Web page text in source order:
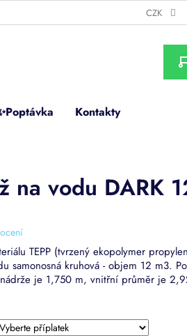
CZK
Kontakty
TEPP (tvrzený ekopolymer
samonosná kruhová - objem 12 m3.
je 1,750 m, vnitřní průměr je
na vodu DARK